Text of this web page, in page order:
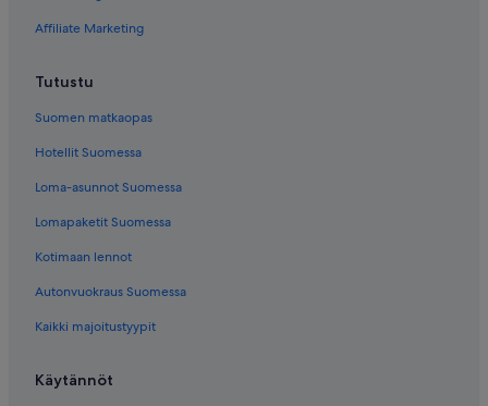
Affiliate Marketing
Tutustu
Suomen matkaopas
Hotellit Suomessa
Loma-asunnot Suomessa
Lomapaketit Suomessa
Kotimaan lennot
Autonvuokraus Suomessa
Kaikki majoitustyypit
Käytännöt